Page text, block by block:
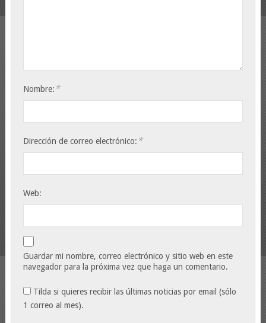
Nombre: *
Dirección de correo electrónico: *
Web:
Guardar mi nombre, correo electrónico y sitio web en este
navegador para la próxima vez que haga un comentario.
Tilda si quieres recibir las últimas noticias por email (sólo
1 correo al mes).